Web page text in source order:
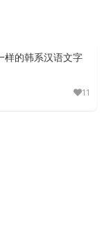
样的韩系汉语文字
11